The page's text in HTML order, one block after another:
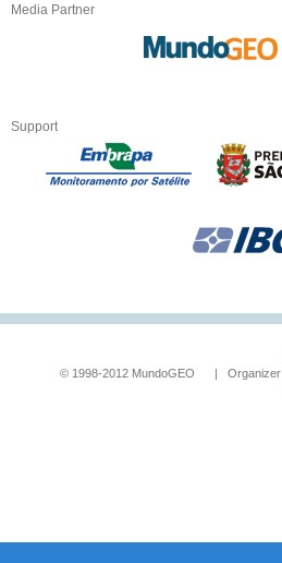
Media Partner
Support
© 1998-2012 MundoGEO | Organizer